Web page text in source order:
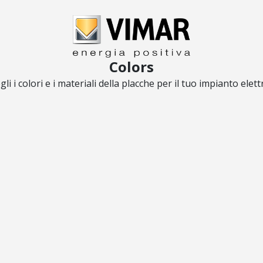
Colors
i colori e i materiali della placche per il tuo impianto